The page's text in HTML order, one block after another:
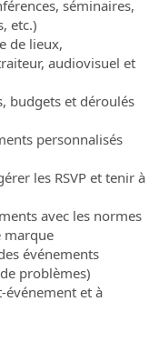
séminaires,
etc.)
de lieux,
audiovisuel et
budgets et déroulés
personnalisés
les RSVP et tenir à
avec les normes
marque
événements
problèmes)
événement et à